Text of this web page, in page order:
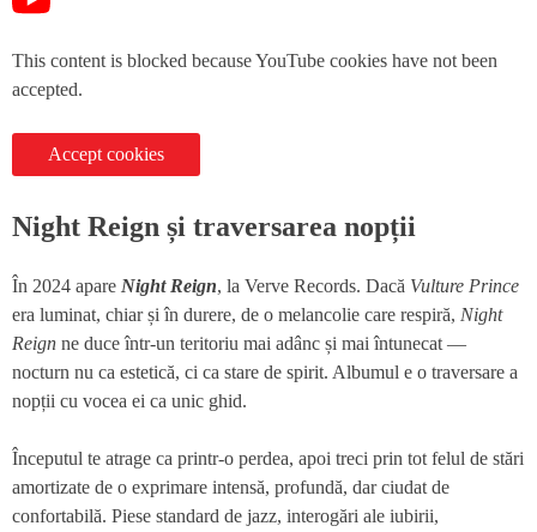
This content is blocked because YouTube cookies have not been
accepted.
Accept cookies
Night Reign și traversarea nopții
În 2024 apare Night Reign, la Verve Records. Dacă Vulture Prince
era luminat, chiar și în durere, de o melancolie care respiră, Night
Reign ne duce într-un teritoriu mai adânc și mai întunecat —
nocturn nu ca estetică, ci ca stare de spirit. Albumul e o traversare a
nopții cu vocea ei ca unic ghid.
Începutul te atrage ca printr-o perdea, apoi treci prin tot felul de stări
amortizate de o exprimare intensă, profundă, dar ciudat de
confortabilă. Piese standard de jazz, interogări ale iubirii,